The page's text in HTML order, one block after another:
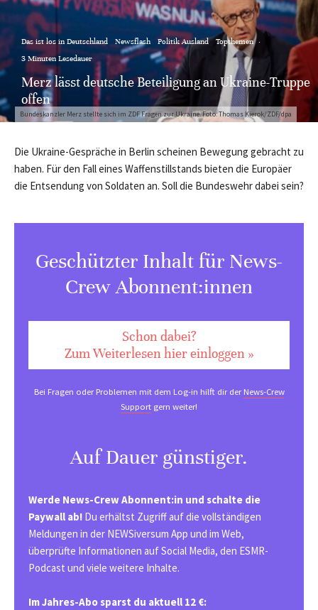
Bundeskanzler Merz stellte sich im ZDF Fragen zur Ukraine. Foto: Thomas Kierok/ZDF/dpa
Das ist los in Deutschland Newsflash Politik Ausland Topthemen ·
3 Minuten Lesedauer
Merz lässt deutsche Beteiligung an Ukraine-Truppe
offen
Die Ukraine-Gespräche in Berlin scheinen Bewegung gebracht zu
haben. Für den Fall eines Waffenstillstands bieten die Europäer
die Entsendung von Soldaten an. Soll die Bundeswehr dabei sein?
Geschützter Inhalt für News-
Crew Abonnent:innen
Schon dabei?
Zum Weiterlesen hier einloggen »
Bei Fragen oder Problemen mit dem Log-in hilft dir derNews-Crew
Support gern weiter!
Auf Dauer günstiger.
Werde News-Crew Abonnent:in und schalte die
Paywall ab! Du erhältst Zugriff auf die vollständigen
Meldungen in der NEWSiversum App und im Web,
überprüfte Informationen auf Social Media, den ESMR-
Podcast und viele weitere Inhalte.
Im Jahres-Abo sparst du aktuell 12 €: